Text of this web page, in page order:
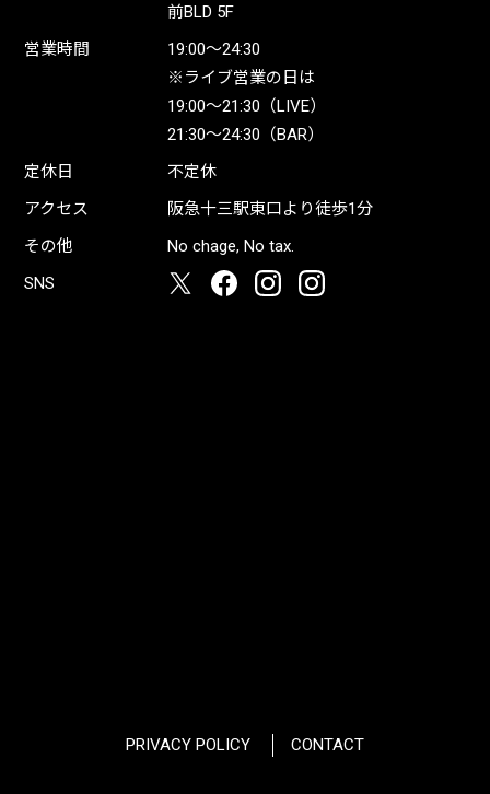
前BLD 5F
営業時間
19:00〜24:30
※ライブ営業の日は
19:00〜21:30（LIVE）
21:30〜24:30（BAR）
定休日
不定休
アクセス
阪急十三駅東口より徒歩1分
その他
No chage, No tax.
SNS
PRIVACY POLICY CONTACT